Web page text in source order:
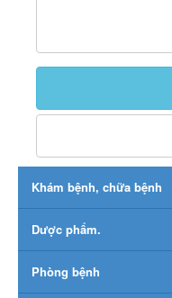
Khám bệnh, chữa bệnh
Dược phẩm.
Phòng bệnh